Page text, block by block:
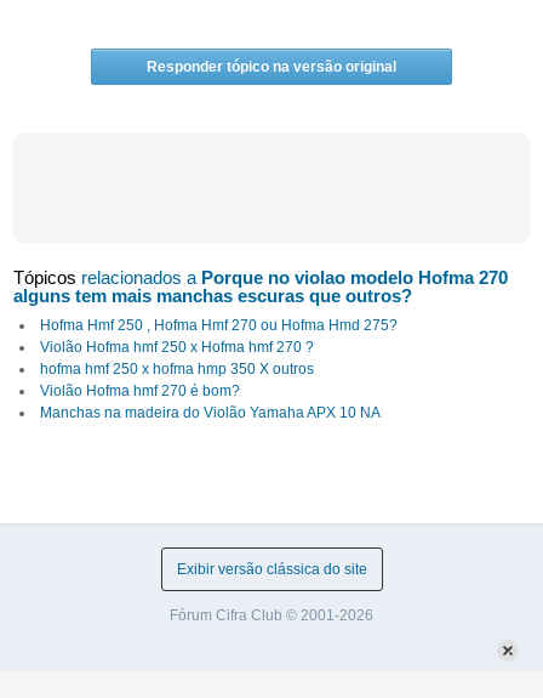
Responder tópico na versão original
Tópicos relacionados a Porque no violao modelo Hofma 270
alguns tem mais manchas escuras que outros?
Hofma Hmf 250 , Hofma Hmf 270 ou Hofma Hmd 275?
Violão Hofma hmf 250 x Hofma hmf 270 ?
hofma hmf 250 x hofma hmp 350 X outros
Violão Hofma hmf 270 é bom?
Manchas na madeira do Violão Yamaha APX 10 NA
Exibir versão clássica do site
Fórum Cifra Club © 2001-2026